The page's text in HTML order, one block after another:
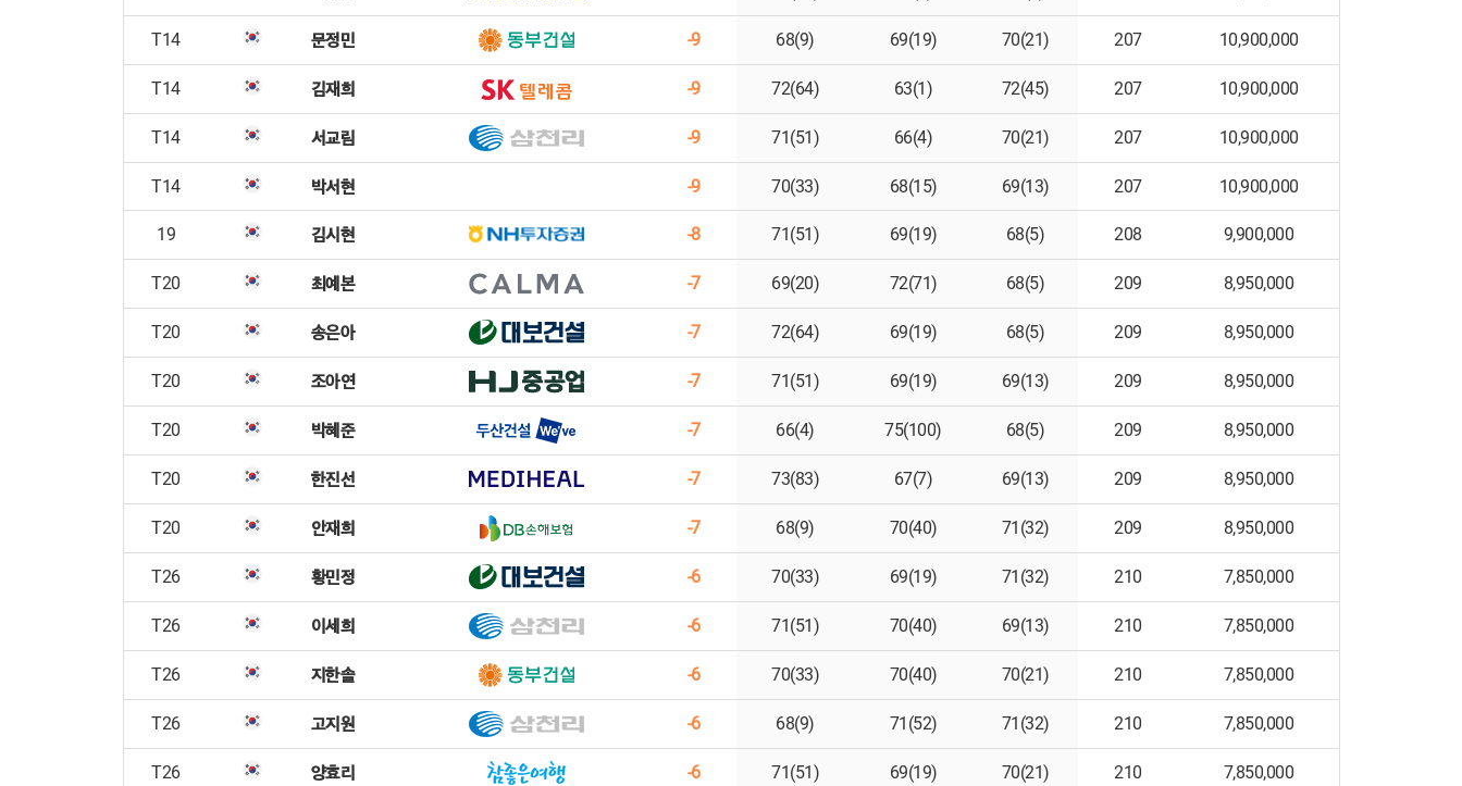
T14 문정민 -9 68(9) 69(19) 70(21) 207 10,900,000
T14 김재희 -9 72(64) 63(1) 72(45) 207 10,900,000
T14 서교림 -9 71(51) 66(4) 70(21) 207 10,900,000
T14 박서현 -9 70(33) 68(15) 69(13) 207 10,900,000
19 김시현 -8 71(51) 69(19) 68(5) 208 9,900,000
T20 최예본 -7 69(20) 72(71) 68(5) 209 8,950,000
T20 송은아 -7 72(64) 69(19) 68(5) 209 8,950,000
T20 조아연 -7 71(51) 69(19) 69(13) 209 8,950,000
T20 박혜준 -7 66(4) 75(100) 68(5) 209 8,950,000
T20 한진선 -7 73(83) 67(7) 69(13) 209 8,950,000
T20 안재희 -7 68(9) 70(40) 71(32) 209 8,950,000
T26 황민정 -6 70(33) 69(19) 71(32) 210 7,850,000
T26 이세희 -6 71(51) 70(40) 69(13) 210 7,850,000
T26 지한솔 -6 70(33) 70(40) 70(21) 210 7,850,000
T26 고지원 -6 68(9) 71(52) 71(32) 210 7,850,000
T26 양효리 -6 71(51) 69(19) 70(21) 210 7,850,000